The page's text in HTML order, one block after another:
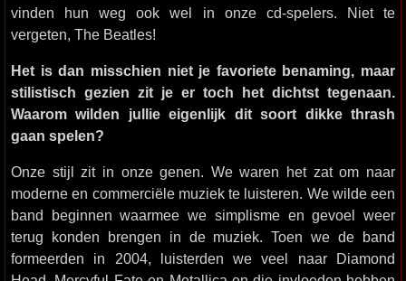
vinden hun weg ook wel in onze cd-spelers. Niet te
vergeten, The Beatles!
Het is dan misschien niet je favoriete benaming, maar
stilistisch gezien zit je er toch het dichtst tegenaan.
Waarom wilden jullie eigenlijk dit soort dikke thrash
gaan spelen?
Onze stijl zit in onze genen. We waren het zat om naar
moderne en commerciële muziek te luisteren. We wilde een
band beginnen waarmee we simplisme en gevoel weer
terug konden brengen in de muziek. Toen we de band
formeerden in 2004, luisterden we veel naar Diamond